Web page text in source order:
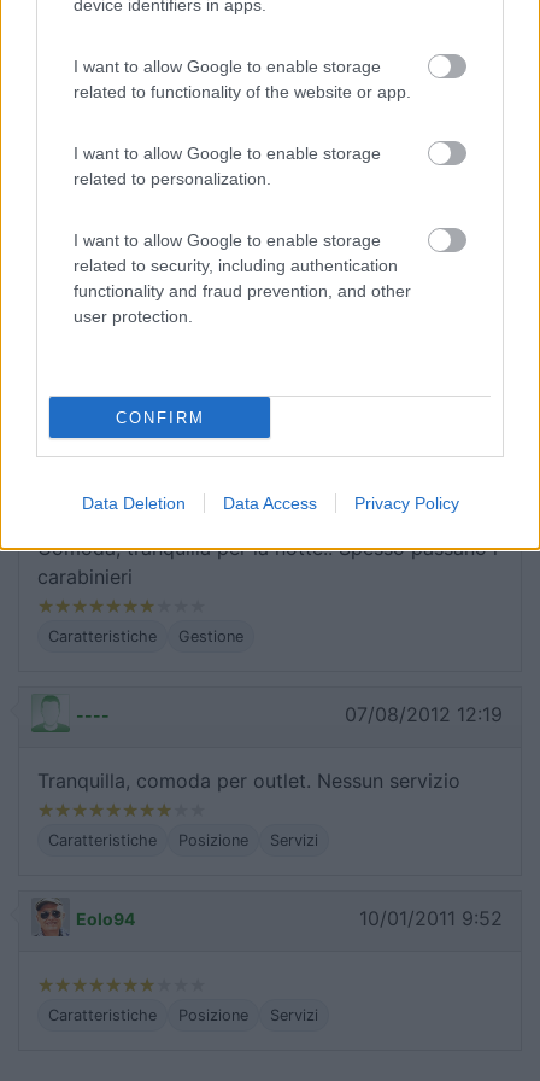
device identifiers in apps.
I want to allow Google to enable storage
related to functionality of the website or app.
I want to allow Google to enable storage
related to personalization.
I want to allow Google to enable storage
related to security, including authentication
functionality and fraud prevention, and other
user protection.
CONFIRM
Data Deletion Data Access Privacy Policy
Lotus76
Comodo per la notte e per l'outlet, no corrente nè
papas 09/01/2016 17:21
Accoglienza Servizi
Comoda, tranquilla per la notte.. Spesso passano i
carabinieri
Caratteristiche Gestione
---- 07/08/2012 12:19
Tranquilla, comoda per outlet. Nessun servizio
Caratteristiche Posizione Servizi
Eolo94 10/01/2011 9:52
Caratteristiche Posizione Servizi